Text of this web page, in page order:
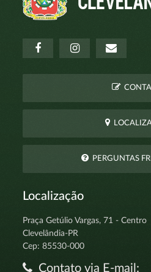
PERGUNTAS
Localização
Praça Getúlio Vargas, 71 - Centro
Clevelândia-PR
Cep: 85530-000
Contato via E-mail: